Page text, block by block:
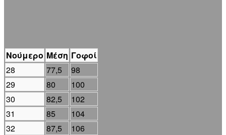
Νούμερο Μέση Γοφοί
28
77,5
98
29
80
100
30
82,5
102
31
85
104
32
87,5
106